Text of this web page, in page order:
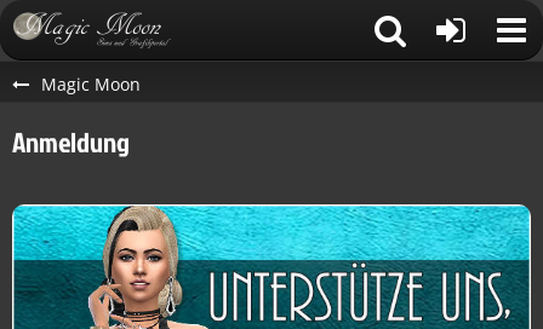
Magic Moon
Anmeldung